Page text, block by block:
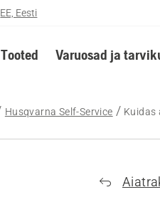
EE, Eesti
Tooted Varuosad ja
Husqvarna Self-Service Kuidas